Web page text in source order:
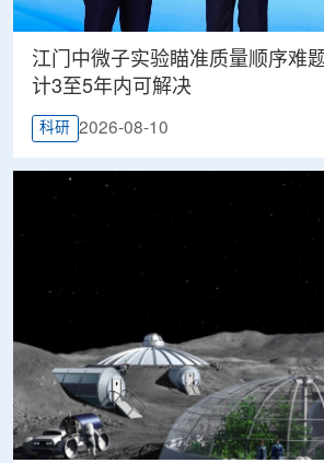
江门中微子实验瞄准质量顺序难
计3至5年内可解决
科研 2026-08-10